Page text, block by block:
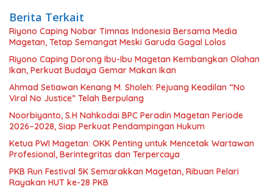
Berita Terkait
Riyono Caping Nobar Timnas Indonesia Bersama Media
Magetan, Tetap Semangat Meski Garuda Gagal Lolos
Riyono Caping Dorong Ibu-Ibu Magetan Kembangkan Olahan
Ikan, Perkuat Budaya Gemar Makan Ikan
Ahmad Setiawan Kenang M. Sholeh: Pejuang Keadilan “No
Viral No Justice” Telah Berpulang
Noorbiyanto, S.H Nahkodai BPC Peradin Magetan Periode
2026–2028, Siap Perkuat Pendampingan Hukum
Ketua PWI Magetan: OKK Penting untuk Mencetak Wartawan
Profesional, Berintegritas dan Terpercaya
PKB Run Festival 5K Semarakkan Magetan, Ribuan Pelari
Rayakan HUT ke-28 PKB